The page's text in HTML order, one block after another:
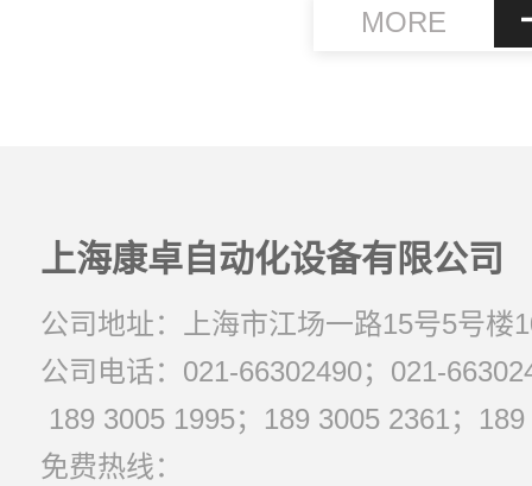
MORE
上海康卓自动化设备有限公司
公司地址：上海市江场一路15号5号楼
公司电话：021-66302490；021-
189 3005 1995；189 3005 2361；
免费热线：